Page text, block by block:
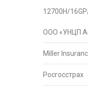
12700H/
ООО «УНЦП
Miller
Росгосстрах